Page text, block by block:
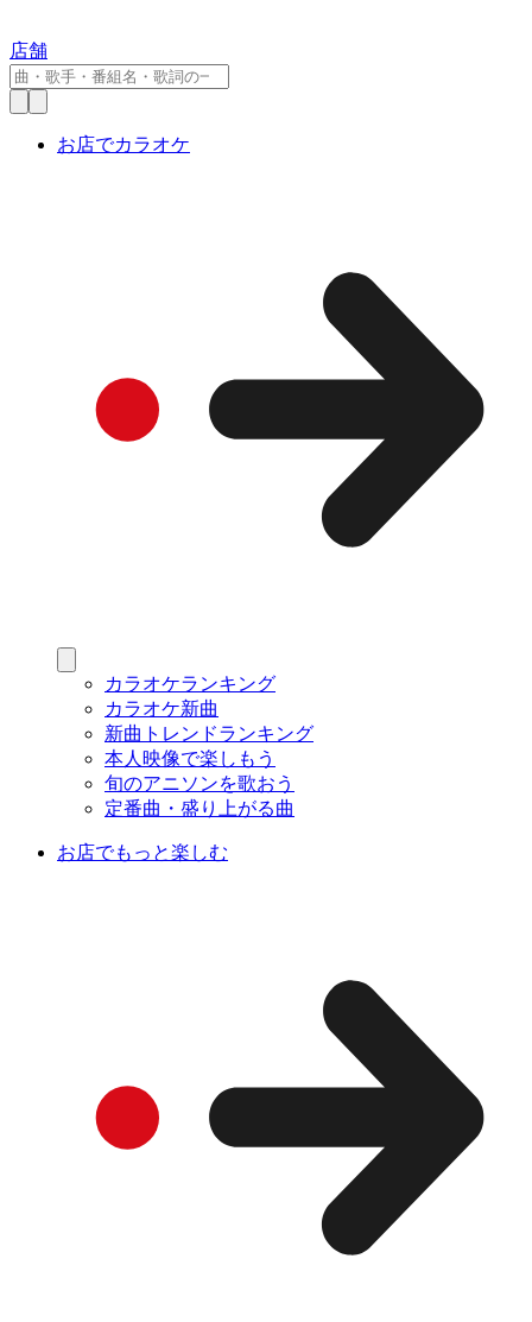
店舗
お店でカラオケ
カラオケランキング
カラオケ新曲
新曲トレンドランキング
本人映像で楽しもう
旬のアニソンを歌おう
定番曲・盛り上がる曲
お店でもっと楽しむ